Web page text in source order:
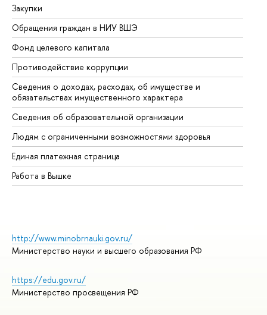
Закупки
Обращения граждан в НИУ ВШЭ
Фонд целевого капитала
Противодействие коррупции
Сведения о доходах, расходах, об имуществе и
обязательствах имущественного характера
Сведения об образовательной организации
Людям с ограниченными возможностями здоровья
Единая платежная страница
Работа в Вышке
http://www.minobrnauki.gov.ru/
Министерство науки и высшего образования РФ
https://edu.gov.ru/
Министерство просвещения РФ